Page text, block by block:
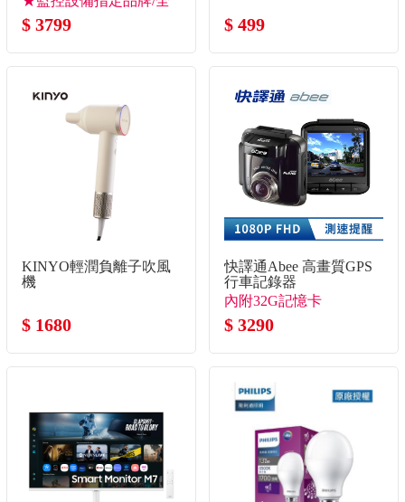
新改版速度大升級
$ 3799 $ 499
KINYO輕潤負離子吹風
機
$ 1680
快譯通Abee 高畫質GPS
行車記錄器
內附32G記憶卡
$ 3290